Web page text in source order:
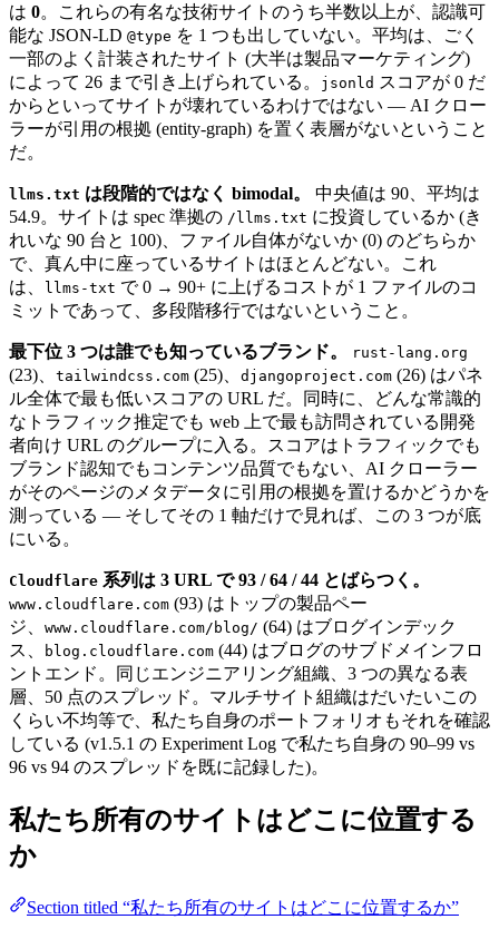
は 0。これらの有名な技術サイトのうち半数以上が、認識可
能な JSON-LD @type を 1 つも出していない。平均は、ごく
一部のよく計装されたサイト (大半は製品マーケティング)
によって 26 まで引き上げられている。
jsonld スコアが 0 だ
からといってサイトが壊れているわけではない — AI クロー
ラーが引用の根拠 (entity-graph) を置く表層がないということ
だ。
llms.txt は段階的ではなく bimodal。
中央値は 90、平均は
54.9。サイトは spec 準拠の /llms.txt に投資しているか (き
れいな 90 台と 100)、ファイル自体がないか (0) のどちらか
で、真ん中に座っているサイトはほとんどない。これ
は、
llms-txt で 0 → 90+ に上げるコストが 1 ファイルのコ
ミットであって、多段階移行ではないということ。
最下位 3 つは誰でも知っているブランド。 rust-lang.org
(23)、 tailwindcss.com (25)、 djangoproject.com (26) はパネ
ル全体で最も低いスコアの URL だ。同時に、どんな常識的
なトラフィック推定でも web 上で最も訪問されている開発
者向け URL のグループに入る。スコアはトラフィックでも
ブランド認知でもコンテンツ品質でもない、AI クローラー
がそのページのメタデータに引用の根拠を置けるかどうかを
測っている — そしてその 1 軸だけで見れば、この 3 つが底
にいる。
Cloudflare 系列は 3 URL で 93 / 64 / 44 とばらつく。
www.cloudflare.com (93) はトップの製品ペー
ジ、 www.cloudflare.com/blog/ (64) はブログインデック
ス、
blog.cloudflare.com (44) はブログのサブドメインフロ
ントエンド。同じエンジニアリング組織、3 つの異なる表
層、50 点のスプレッド。マルチサイト組織はだいたいこの
くらい不均等で、私たち自身のポートフォリオもそれを確認
している (v1.5.1 の Experiment Log で私たち自身の 90–99 vs
96 vs 94 のスプレッドを既に記録した)。
私たち所有のサイトはどこに位置する
か
Section titled “私たち所有のサイトはどこに位置するか”